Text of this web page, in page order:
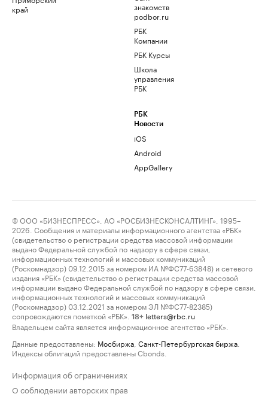
край
знакомств
podbor.ru
РБК
Компании
РБК Курсы
Школа
управления
РБК
РБК
Новости
iOS
Android
AppGallery
© ООО «БИЗНЕСПРЕСС», АО «РОСБИЗНЕСКОНСАЛТИНГ», 1995–
2026. Сообщения и материалы информационного агентства «РБК»
(свидетельство о регистрации средства массовой информации
выдано Федеральной службой по надзору в сфере связи,
информационных технологий и массовых коммуникаций
(Роскомнадзор) 09.12.2015 за номером ИА №ФС77-63848) и сетевого
издания «РБК» (свидетельство о регистрации средства массовой
информации выдано Федеральной службой по надзору в сфере связи,
информационных технологий и массовых коммуникаций
(Роскомнадзор) 03.12.2021 за номером ЭЛ №ФС77-82385)
сопровождаются пометкой «РБК».
18+ letters@rbc.ru
Владельцем сайта является информационное агентство «РБК».
Данные предоставлены: Мосбиржа Санкт-Петербургская биржа
Индексы облигаций предоставлены Cbonds.
Информация об ограничениях
О соблюдении авторских прав